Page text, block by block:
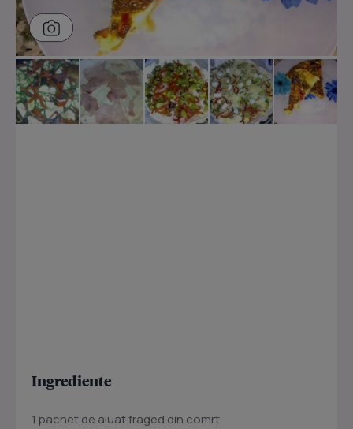
Ingrediente
1 pachet de aluat fraged din comrt